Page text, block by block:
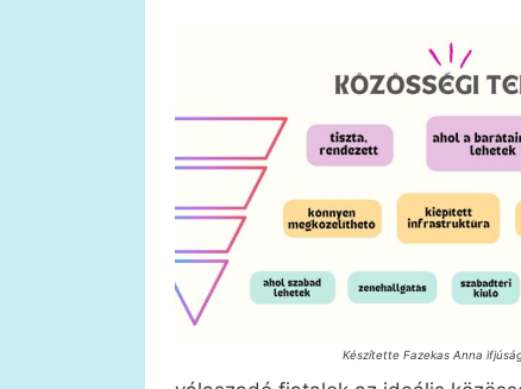
Készítette Fazekas Anna